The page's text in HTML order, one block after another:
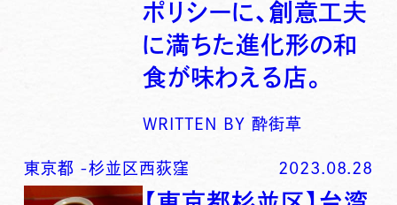
ポリシーに、創意工夫
に満ちた進化形の和
食が味わえる店。
WRITTEN BY 酔街草
東京都 -杉並区西荻窪 2023.08.28